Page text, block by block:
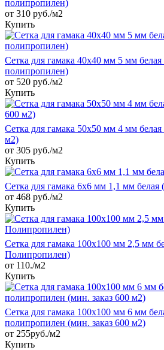
полипропилен)
от 310 руб./м2
Купить
Сетка для гамака 40х40 мм 5 мм белая
полипропилен)
от 520 руб./м2
Купить
Сетка для гамака 50х50 мм 4 мм
м2)
от 305 руб./м2
Купить
Сетка для гамака 6х6 мм 1,1 мм белая
от 468 руб./м2
Купить
Сетка для гамака 100х100 мм 2,5 мм
Полипропилен)
от 110./м2
Купить
Сетка для гамака 100х100 мм 6 мм
полипропилен (мин. заказ 600 м2)
от 255руб./м2
Купить